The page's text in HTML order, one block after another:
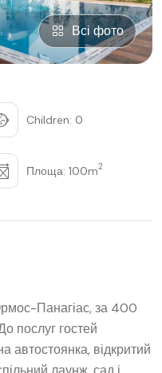
Всі фото
Children: 0
Площа: 100m2
Панагіас, за 400
послуг гостей
автостоянка, відкритий